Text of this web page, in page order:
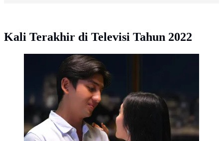
Kali Terakhir di Televisi Tahun 2022